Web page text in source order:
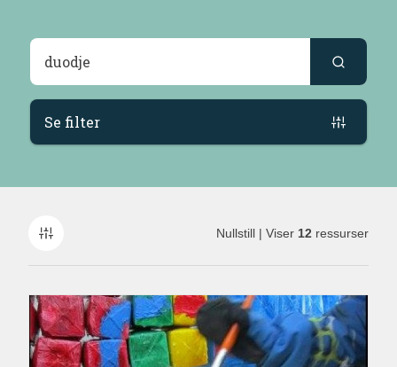
Søkeresultater
Se filter
Nullstill | Viser 12 ressurser